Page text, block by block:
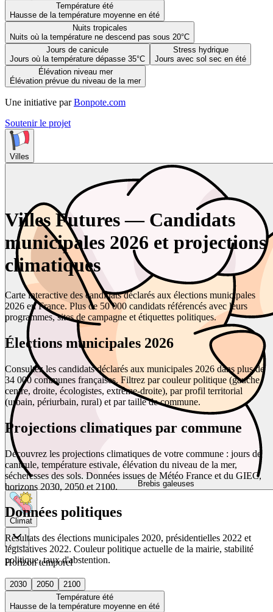
Température été
Hausse de la température moyenne en été
Nuits tropicales
Nuits où la température ne descend pas sous 20°C
Jours de canicule
Jours où la température dépasse 35°C
Stress hydrique
Jours avec sol sec en été
Élévation niveau mer
Élévation prévue du niveau de la mer
Une initiative par Bonpote.com
Soutenir le projet
Villes
Brebis galeuses
Climat
Horizon temporel
2030 2050
2100
Température été
Hausse de la température moyenne en été
Villes Futures — Candidats
municipales 2026 et projections
climatiques
Carte interactive des candidats déclarés aux élections municipales
2026 en France. Plus de 50 000 candidats référencés avec leurs
programmes, sites de campagne et étiquettes politiques.
Élections municipales 2026
Consultez les candidats déclarés aux municipales 2026 dans plus de
34 000 communes françaises. Filtrez par couleur politique (gauche,
centre, droite, écologistes, extrême-droite), par profil territorial
(urbain, périurbain, rural) et par taille de commune.
Projections climatiques par commune
Découvrez les projections climatiques de votre commune : jours de
canicule, température estivale, élévation du niveau de la mer,
sécheresses des sols. Données issues de Météo France et du GIEC,
horizons 2030, 2050 et 2100.
Données politiques
Résultats des élections municipales 2020, présidentielles 2022 et
législatives 2022. Couleur politique actuelle de la mairie, stabilité
politique, taux d'abstention.